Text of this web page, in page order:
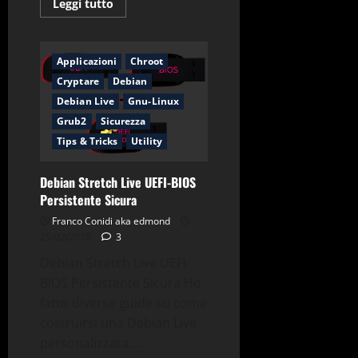
Leggi tutto
di
1.9.1
compatibile
con
Debian
Stretch
Applicazioni
Chroot
Cryptare
Debian
Debian Live
Gnu-Linux
Grub2
Sicurezza
Tips & Tricks
Utility
Debian Stretch Live UEFI-BIOS
Persistente Sicura
Franco Conidi aka edmond
3